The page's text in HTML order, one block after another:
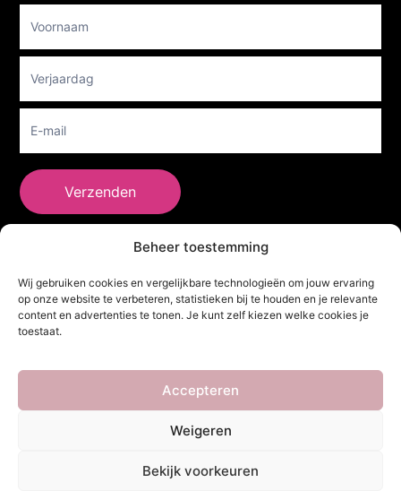
Beheer toestemming
Wij gebruiken cookies en vergelijkbare technologieën om jouw ervaring
op onze website te verbeteren, statistieken bij te houden en je relevante
content en advertenties te tonen. Je kunt zelf kiezen welke cookies je
toestaat.
Accepteren
Weigeren
Bekijk voorkeuren
Newsletter
Verzenden
Adres
. Alle rechten voorbehouden. Powered by
Webdesigner &YHDS